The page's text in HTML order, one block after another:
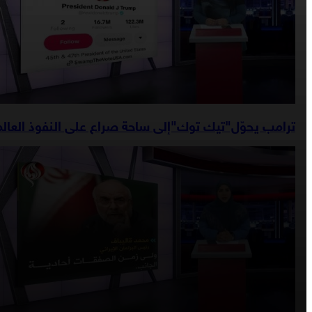
ترامب يحوّل"تيك توك"إلى ساحة صراع على النفوذ